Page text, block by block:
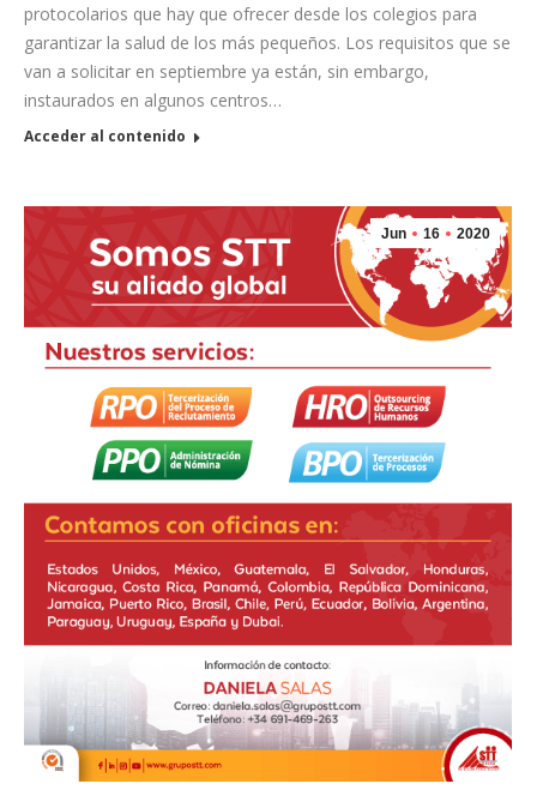
protocolarios que hay que ofrecer desde los colegios para
garantizar la salud de los más pequeños. Los requisitos que se
van a solicitar en septiembre ya están, sin embargo,
instaurados en algunos centros…
Acceder al contenido
Jun 16 2020